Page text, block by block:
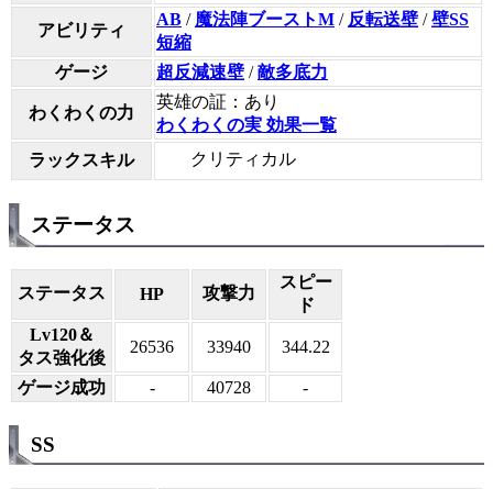
アビリティ
AB / 魔法陣ブーストM / 反転送壁 /壁SS
短縮
ゲージ
超反減速壁 /敵多底力
わくわくの力
英雄の証：あり
わくわくの実 効果一覧
ラックスキル
クリティカル
ステータス
ステータス HP 攻撃力
スピー
ド
Lv120＆
タス強化後
26536 33940 344.22
ゲージ成功 - 40728 -
SS